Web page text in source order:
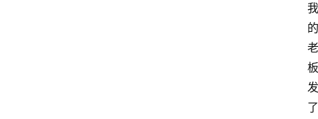
我
的
老
板
发
了